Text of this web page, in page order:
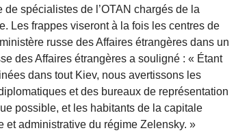
spécialistes de l’OTAN chargés de la
Les frappes viseront à la fois les centres de
russe des Affaires étrangères dans un
des Affaires étrangères a souligné : « Étant
dans tout Kiev, nous avertissons les
et des bureaux de représentation
possible, et les habitants de la capitale
et administrative du régime Zelensky. »